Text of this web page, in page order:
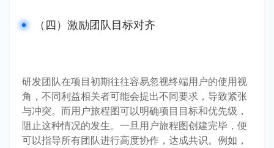
（四）激励团队目标对齐
研发团队在项目初期往往容易忽视终端用户的使用视
角，不同利益相关者可能会提出不同要求，导致紧张
与冲突。而用户旅程图可以明确项目目标和优先级，
阻止这种情况的发生。一旦用户旅程图创建完毕，便
可以指导所有团队进行高度协作，达成共识。例如，